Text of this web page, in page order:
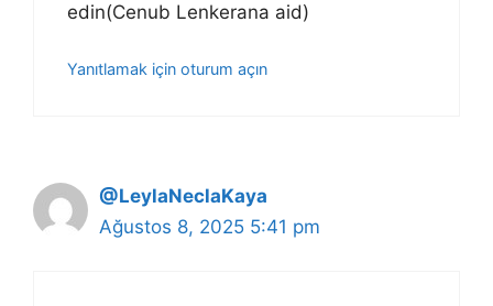
edin(Cenub Lenkerana aid)
Yanıtlamak için oturum açın
@LeylaNeclaKaya
Ağustos 8, 2025 5:41 pm